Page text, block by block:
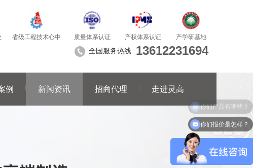
省级工程技术心中 质量体系认证 产权体系认证 产学研基地
全国服务热线: 13612231694
例 新闻资讯 招商代理 走进灵高
你们报价是怎样？